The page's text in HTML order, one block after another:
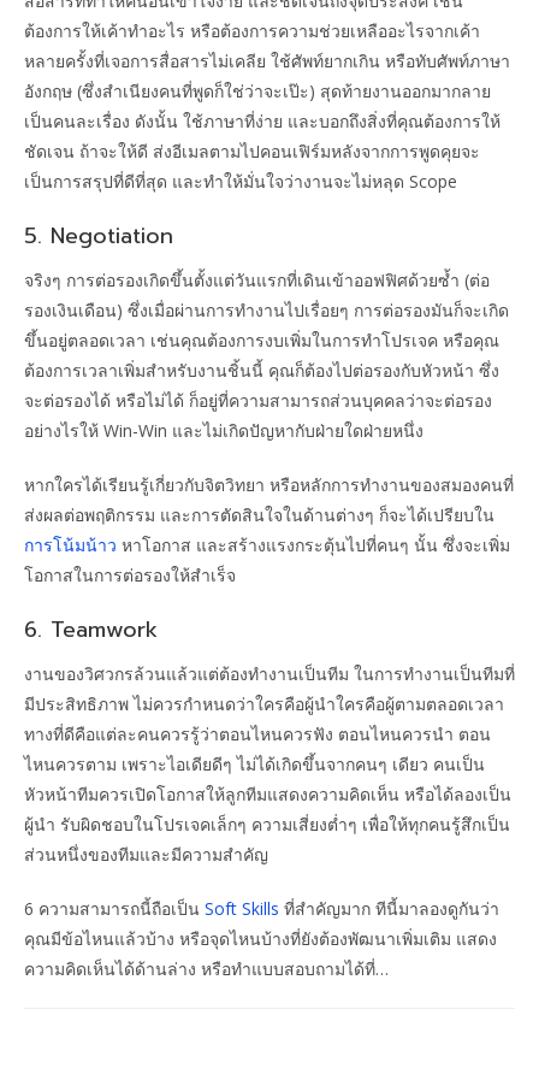
ต้องการให้เค้าทำอะไร หรือต้องการความช่วยเหลืออะไรจากเค้า
หลายครั้งที่เจอการสื่อสารไม่เคลีย ใช้ศัพท์ยากเกิน หรือทับศัพท์ภาษา
อังกฤษ (ซึ่งสำเนียงคนที่พูดก็ใช่ว่าจะเป๊ะ) สุดท้ายงานออกมากลาย
เป็นคนละเรื่อง ดังนั้น ใช้ภาษาที่ง่าย และบอกถึงสิ่งที่คุณต้องการให้
ชัดเจน ถ้าจะให้ดี ส่งอีเมลตามไปคอนเฟิร์มหลังจากการพูดคุยจะ
เป็นการสรุปที่ดีที่สุด และทำให้มั่นใจว่างานจะไม่หลุด Scope
5. Negotiation
จริงๆ การต่อรองเกิดขึ้นตั้งแต่วันแรกที่เดินเข้าออฟฟิศด้วยซ้ำ (ต่อ
รองเงินเดือน) ซึ่งเมื่อผ่านการทำงานไปเรื่อยๆ การต่อรองมันก็จะเกิด
ขึ้นอยู่ตลอดเวลา เช่นคุณต้องการงบเพิ่มในการทำโปรเจค หรือคุณ
ต้องการเวลาเพิ่มสำหรับงานชิ้นนี้ คุณก็ต้องไปต่อรองกับหัวหน้า ซึ่ง
จะต่อรองได้ หรือไม่ได้ ก็อยู่ที่ความสามารถส่วนบุคคลว่าจะต่อรอง
อย่างไรให้ Win-Win และไม่เกิดปัญหากับฝ่ายใดฝ่ายหนึ่ง
หากใครได้เรียนรู้เกี่ยวกับจิตวิทยา หรือหลักการทำงานของสมองคนที่
ส่งผลต่อพฤติกรรม และการตัดสินใจในด้านต่างๆ ก็จะได้เปรียบใน
การโน้มน้าว หาโอกาส และสร้างแรงกระตุ้นไปที่คนๆ นั้น ซึ่งจะเพิ่ม
โอกาสในการต่อรองให้สำเร็จ
6. Teamwork
งานของวิศวกรล้วนแล้วแต่ต้องทำงานเป็นทีม ในการทำงานเป็นทีมที่
มีประสิทธิภาพ ไม่ควรกำหนดว่าใครคือผู้นำใครคือผู้ตามตลอดเวลา
ทางที่ดีคือแต่ละคนควรรู้ว่าตอนไหนควรฟัง ตอนไหนควรนำ ตอน
ไหนควรตาม เพราะไอเดียดีๆ ไม่ได้เกิดขึ้นจากคนๆ เดียว คนเป็น
หัวหน้าทีมควรเปิดโอกาสให้ลูกทีมแสดงความคิดเห็น หรือได้ลองเป็น
ผู้นำ รับผิดชอบในโปรเจคเล็กๆ ความเสี่ยงต่ำๆ เพื่อให้ทุกคนรู้สึกเป็น
ส่วนหนึ่งของทีมและมีความสำคัญ
6 ความสามารถนี้ถือเป็น Soft Skills ที่สำคัญมาก ทีนี้มาลองดูกันว่า
คุณมีข้อไหนแล้วบ้าง หรือจุดไหนบ้างที่ยังต้องพัฒนาเพิ่มเติม แสดง
ความคิดเห็นได้ด้านล่าง หรือทำแบบสอบถามได้ที่…